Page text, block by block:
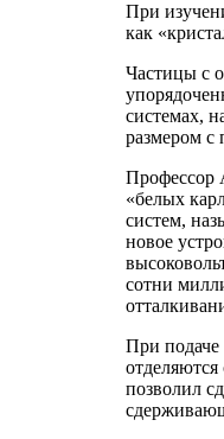
При
как
Частицы с
системах,
размером с
Профессор
«белых
систем,
новое
сотни
При подаче
позволил